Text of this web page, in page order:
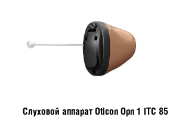
Слуховой аппарат Oticon Opn 1 ITC 85